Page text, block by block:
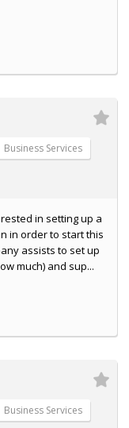
Business Services
in setting up a
in order to start this
assists to set up
much) and sup...
Business Services